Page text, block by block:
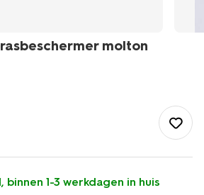
molton
splittopper-
1-3 werkdagen in huis